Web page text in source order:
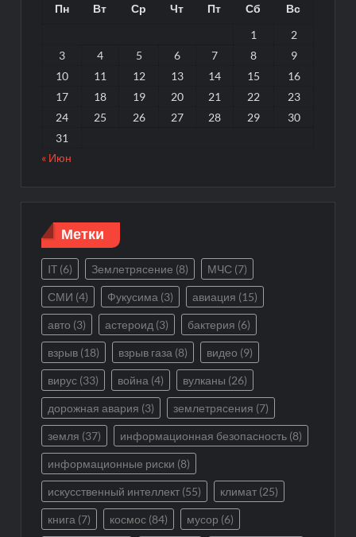
Пн Вт Ср Чт Пт Сб
Вс
1
2
3
4 5 6 7 8
9
10
11 12 13 14 15
16
17
18 19 20 21 22
23
24
25 26 27 28 29
30
31
« Июн
Метки
IT (6) Землетрясение (8) МЧС (7)
СМИ (4) Фукусима (3) авиация (15)
авто (3) астероид (3) бактерия (6)
взрыв (18) взрыв газа (8) видео (9)
вирус (33) война (4) вулканы (26)
дорожная авария (3) землетрясения (7)
земля (37) информационная безопасность (8)
информационные риски (8)
искусственный интеллект (55) климат (25)
книга (7) космос (84) мусор (6)